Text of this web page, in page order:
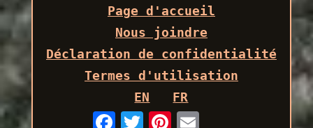
Page d'accueil
Nous joindre
Déclaration de confidentialité
Termes d'utilisation
EN
FR
Email